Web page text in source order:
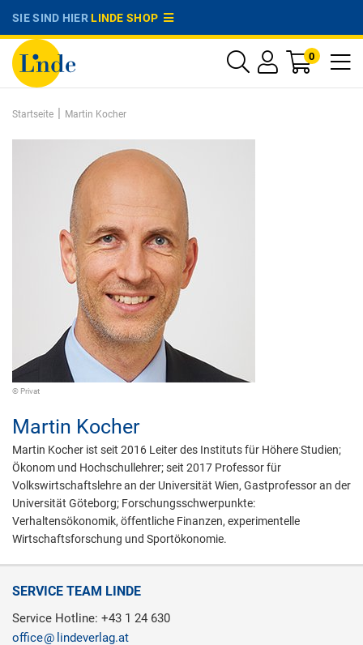
SIE SIND HIERLINDE SHOP
0
Startseite | Martin Kocher
© Privat
Martin Kocher
Martin Kocher ist seit 2016 Leiter des Instituts für Höhere Studien;
Ökonom und Hochschullehrer; seit 2017 Professor für
Volkswirtschaftslehre an der Universität Wien, Gastprofessor an der
Universität Göteborg; Forschungsschwerpunkte:
Verhaltensökonomik, öffentliche Finanzen, experimentelle
Wirtschaftsforschung und Sportökonomie.
SERVICE TEAM LINDE
Service Hotline: +43 1 24 630
office
lindeverlag.at